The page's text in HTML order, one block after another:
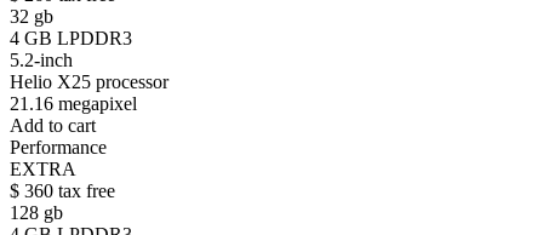
32 gb
4 GB LPDDR3
5.2-inch
Helio X25 processor
21.16 megapixel
Add to cart
Performance
EXTRA
$ 360 tax free
128 gb